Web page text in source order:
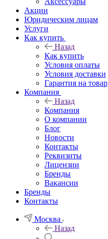
Акции
Юридическим лицам
Услуги
Как купить
Назад
Как купить
Условия оплаты
Условия доставки
Гарантия на товар
Компания
Назад
Компания
О компании
Блог
Новости
Контакты
Реквизиты
Лицензии
Бренды
Вакансии
Бренды
Контакты
Москва
Назад